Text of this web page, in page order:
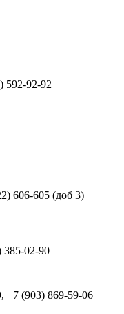
592-92-92
606-605 (доб 3)
385-02-90
+7 (903) 869-59-06